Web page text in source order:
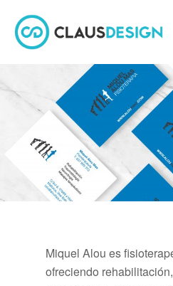
Miquel Alou es
ofreciendo